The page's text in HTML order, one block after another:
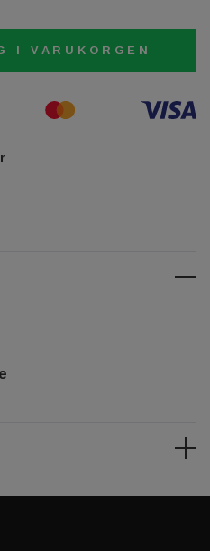
I VARUKORGEN